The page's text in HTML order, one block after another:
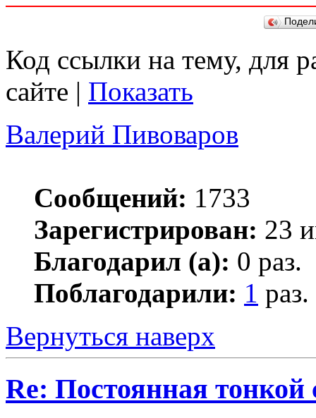
Код ссылки на тему, для
сайте | Показать
Валерий Пивоваров
Сообщений: 1733
Зарегистрирован: 23
Благодарил (а): 0 раз.
Поблагодарили: 1 раз.
Вернуться наверх
Re: Постоянная тонкой